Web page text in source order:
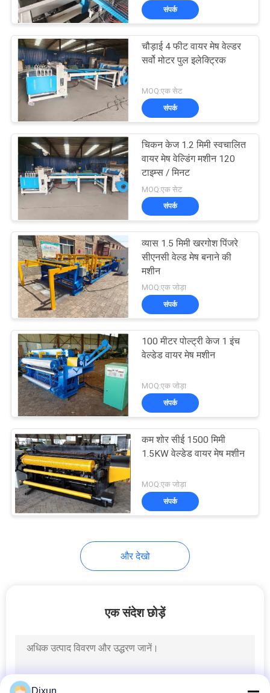
कंस्ट्रक्शन मेश वेल्डिंग
मशीन
23
रोल मेष वेल्डिंग मशीन
वेल्डेड तार जाल मशीन
स्टील झंझरी वेल्डिंग मशीन
रेजर कांटेदार तार मशीन
संपर्क
चौड़ाई 4 फीट वायर मेष वेल्डर
सर्वो मोटर पुल इलेक्ट्रिक
MOQ:एक सेट
संपर्क
चिकन केज 1.2 मिमी स्वचालित
वायर मेष वेल्डिंग मशीन 120
टाइम्स / मिनट
MOQ:एक सेट
संपर्क
व्यास 1.5 मिमी खरगोश पिंजरे
सीएनसी वेल्ड मेष बनाने की
मशीन
MOQ:एक जोड़ा
संपर्क
100 मीटर पोल्ट्री केज 1 इंच
वेल्डेड वायर मेष मशीन
MOQ:एक जोड़ा
संपर्क
कम शोर सीई 1500 मिमी
1.5KW वेल्डेड वायर मेष मशीन
MOQ:एक जोड़ा
संपर्क
और देखो
एक संदेश छोड़ें
Dixun